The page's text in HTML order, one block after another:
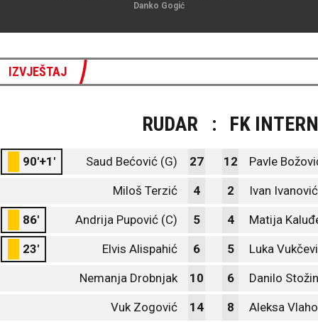
Danko Gogić
IZVJEŠTAJ
RUDAR : FK
90'+1' Saud Bećović (G) 27 12 Pavle
Miloš Terzić 4 2 Ivan Ivanović
86' Andrija Pupović (C) 5 4 Matija
23' Elvis Alispahić 6 5 Luka
Nemanja Drobnjak 10 6 Danilo
Vuk Zogović 14 8 Aleksa